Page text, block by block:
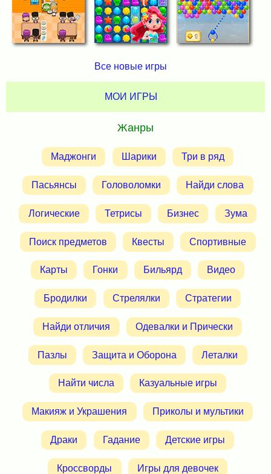
Все новые игры
МОИ ИГРЫ
Жанры
Маджонги Шарики Три в ряд
Пасьянсы Головоломки Найди слова
Логические Тетрисы Бизнес Зума
Поиск предметов Квесты Спортивные
Карты Гонки Бильярд Видео
Бродилки Стрелялки Стратегии
Найди отличия Одевалки и Прически
Пазлы Защита и Оборона Леталки
Найти числа Казуальные игры
Макияж и Украшения Приколы и мультики
Драки Гадание Детские игры
Кроссворды Игры для девочек